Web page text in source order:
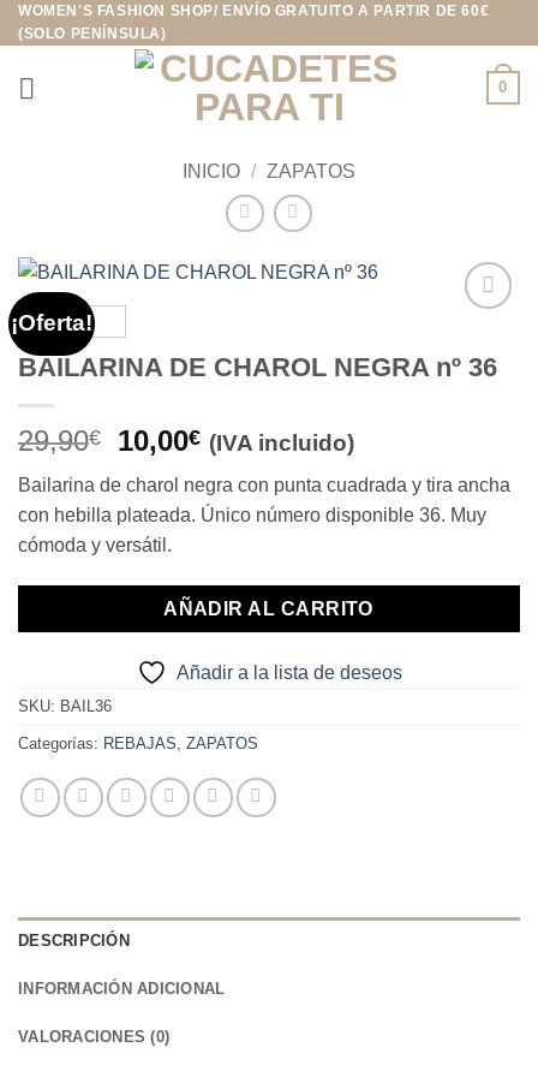
Saltar
al
contenido
WOMEN'S FASHION SHOP/ ENVÍO GRATUITO A PARTIR DE 60€
(SOLO PENÍNSULA)
0
INICIO / ZAPATOS
¡Oferta!
a la
lista de
BAILARINA DE CHAROL NEGRA nº 36
29,90€
El
original
era:
29,90€.
10,00€El
actual
es:
(IVA incluido)
Bailarina de charol negra con punta cuadrada y tira ancha
con hebilla plateada. Único número disponible 36. Muy
cómoda y versátil.
AÑADIR AL CARRITO
Añadir a la lista de deseos
SKU: BAIL36
Categorías: REBAJAS ZAPATOS
DESCRIPCIÓN
INFORMACIÓN ADICIONAL
VALORACIONES (0)